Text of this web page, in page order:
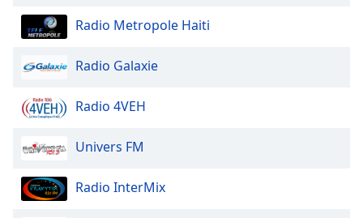
dialog
Escape
cancel
close
window.
Radio Metropole Haiti
Radio Galaxie
Radio 4VEH
Univers FM
Radio InterMix